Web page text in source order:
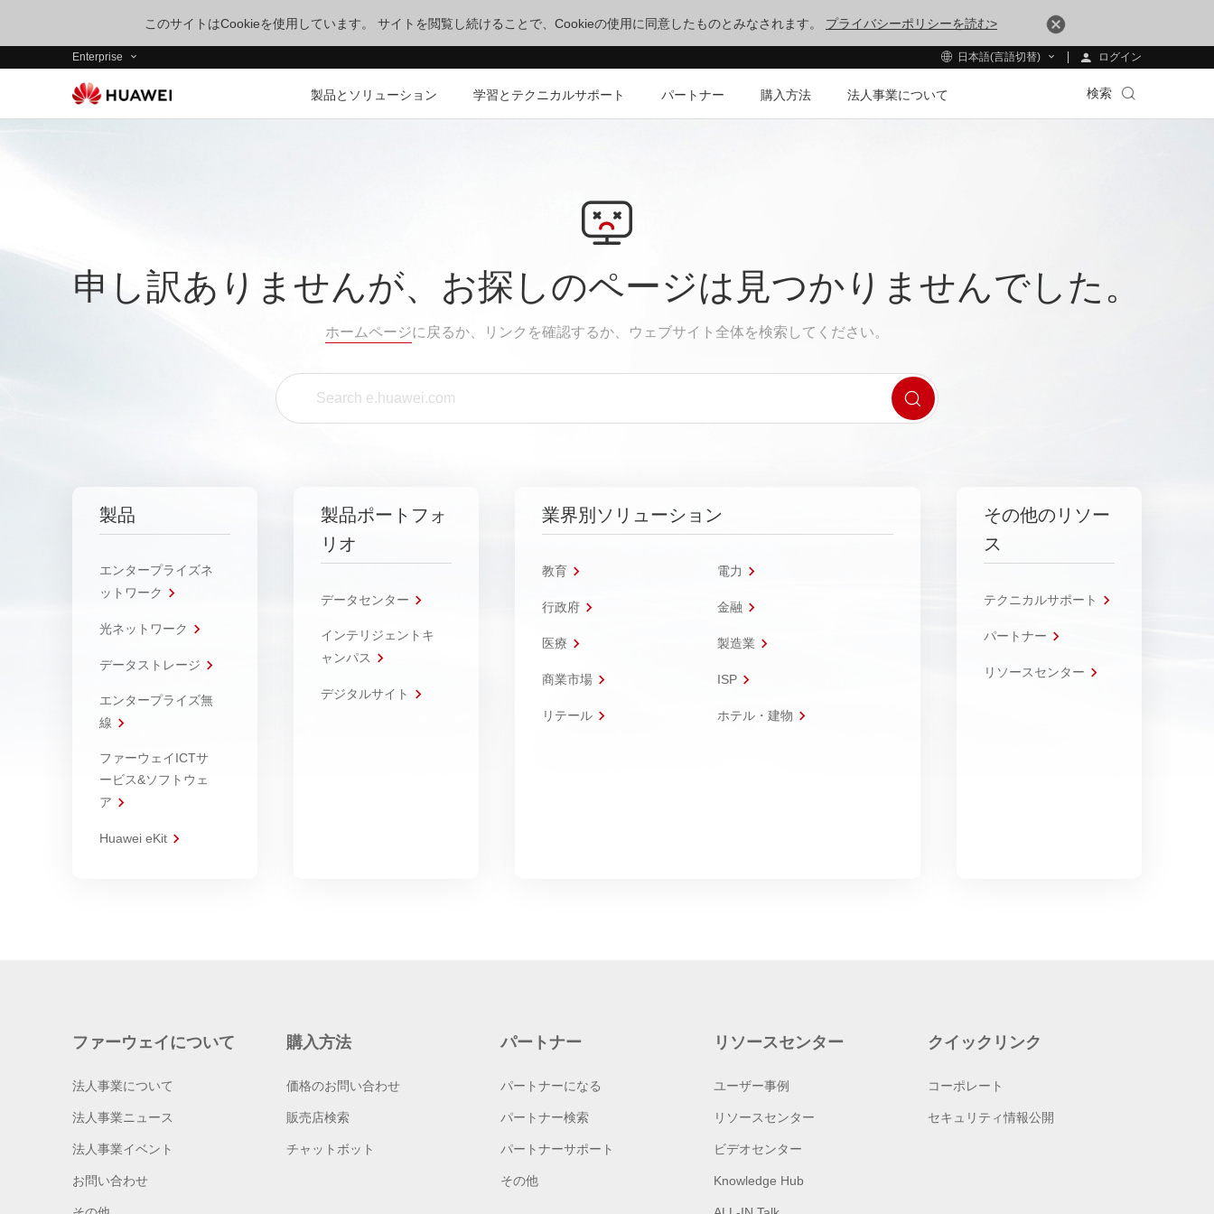
このサイトはCookieを使用しています。 サイトを閲覧し続けることで、Cookieの使用に同意したものとみなされます。 プライバシーポリシーを読む>
Enterprise 日本語(言語切替) ログイン
製品とソリューション 学習とテクニカルサポート パートナー 購入方法 法人事業について 検索
申し訳ありませんが、お探しのページは見つかりませんでした。
ホームページに戻るか、リンクを確認するか、ウェブサイト全体を検索してください。
製品
エンタープライズネ
ットワーク
光ネットワーク
データストレージ
エンタープライズ無
線
ファーウェイICTサ
ービス&ソフトウェ
ア
Huawei eKit
製品ポートフォ
リオ
データセンター
インテリジェントキ
ャンパス
デジタルサイト
業界別ソリューション
教育 電力
行政府 金融
医療 製造業
商業市場 ISP
リテール ホテル・建物
その他のリソー
ス
テクニカルサポート
パートナー
リソースセンター
ファーウェイについて
法人事業について
法人事業ニュース
法人事業イベント
お問い合わせ
購入方法
価格のお問い合わせ
販売店検索
チャットボット
パートナー
パートナーになる
パートナー検索
パートナーサポート
その他
リソースセンター
ユーザー事例
リソースセンター
ビデオセンター
Knowledge Hub
クイックリンク
コーポレート
セキュリティ情報公開